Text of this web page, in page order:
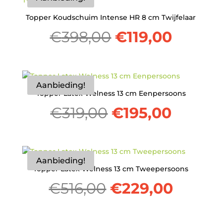
€318,00.
Topper Koudschuim Intense HR 8 cm Twijfelaar
€398,00
was:
€398,00.
€119,00
is:
Aanbieding!
Topper Latex Welness 13 cm Eenpersoons
€319,00
was:
€319,00.
€195,00
is:
Aanbieding!
Topper Latex Welness 13 cm Tweepersoons
€516,00 €229,00